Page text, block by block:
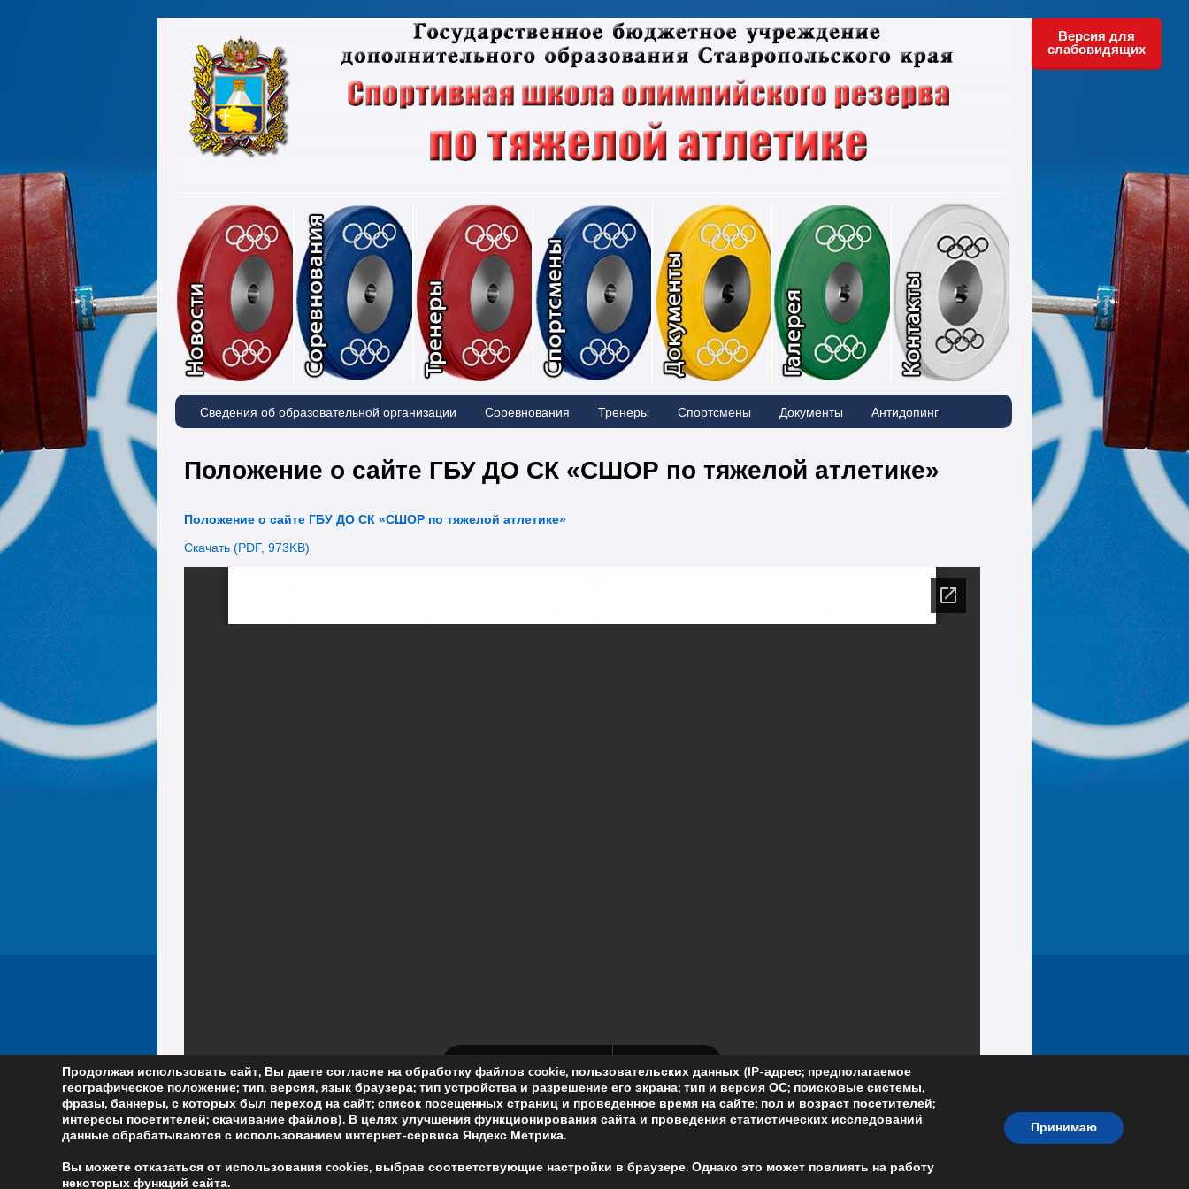
Новости Соревнования Тренеры Спортсмены Документы Фотографии
Сведения об образовательной организации Соревнования Тренеры Спортсмены Документы Антидопинг
Положение о сайте ГБУ ДО СК «СШОР по тяжелой атлетике»
Положение о сайте ГБУ ДО СК «СШОР по тяжелой атлетике»
Скачать (PDF, 973KB)
Версия для
слабовидящих
Продолжая использовать сайт, Вы даете согласие на обработку файлов cookie, пользовательских данных (IP-адрес; предполагаемое
географическое положение; тип, версия, язык браузера; тип устройства и разрешение его экрана; тип и версия ОС; поисковые системы,
фразы, баннеры, с которых был переход на сайт; список посещенных страниц и проведенное время на сайте; пол и возраст посетителей;
интересы посетителей; скачивание файлов). В целях улучшения функционирования сайта и проведения статистических исследований
данные обрабатываются с использованием интернет-сервиса Яндекс Метрика.
Вы можете отказаться от использования cookies, выбрав соответствующие настройки в браузере. Однако это может повлиять на работу
некоторых функций сайта.
Принимаю